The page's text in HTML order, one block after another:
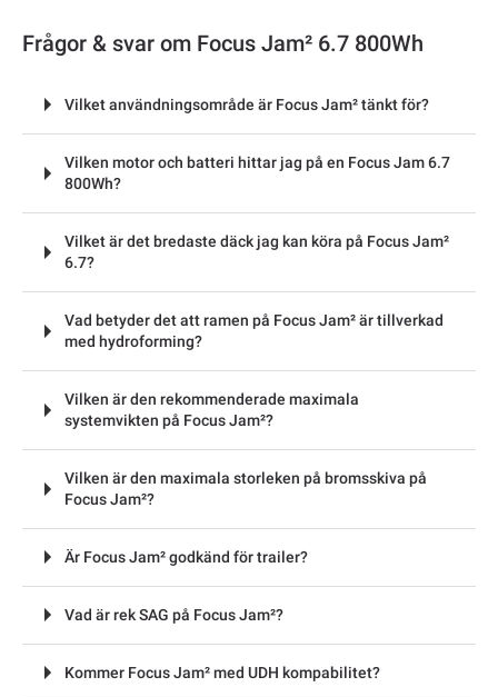
Frågor & svar om Focus Jam² 6.7 800Wh
Vilket användningsområde är Focus Jam² tänkt för?
Vilken motor och batteri hittar jag på en Focus Jam 6.7
800Wh?
Vilket är det bredaste däck jag kan köra på Focus Jam²
6.7?
Vad betyder det att ramen på Focus Jam² är tillverkad
med hydroforming?
Vilken är den rekommenderade maximala
systemvikten på Focus Jam²?
Vilken är den maximala storleken på bromsskiva på
Focus Jam²?
Är Focus Jam² godkänd för trailer?
Vad är rek SAG på Focus Jam²?
Kommer Focus Jam² med UDH kompabilitet?